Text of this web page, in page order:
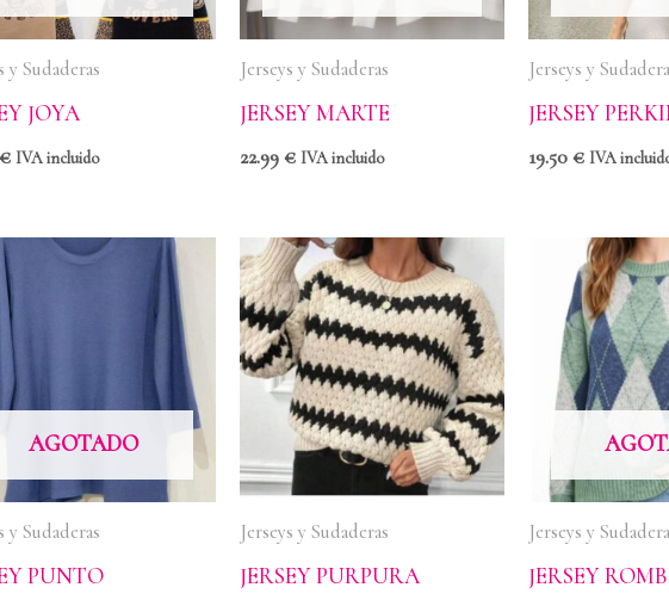
y Sudaderas
JOYA
€ IVA incluido
Jerseys y Sudaderas
JERSEY MARTE
22.99€ IVA incluido
Jerseys y
JERSEY
19.50€ IVA
AGOTADO
y Sudaderas
PUNTO
Jerseys y Sudaderas
JERSEY PURPURA
Jerseys y
JERSEY